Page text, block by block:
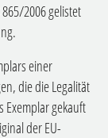
2006 gelistet
einer
die die Legalität
Exemplar gekauft
der EU-